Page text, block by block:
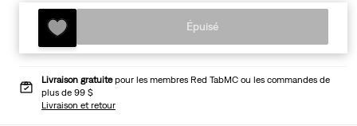
Épuisé
Livraison gratuitepour les membres Red TabMC ou les commandes de
plus de 99 $
Livraison et retour